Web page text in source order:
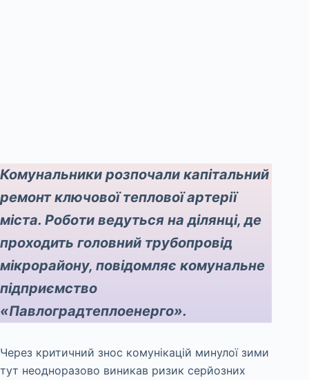
Комунальники розпочали капітальний
ремонт ключової теплової артерії
міста. Роботи ведуться на ділянці, де
проходить головний трубопровід
мікрорайону, повідомляє комунальне
підприємство
«Павлоградтеплоенерго».
Через критичний знос комунікацій минулої зими
тут неодноразово виникав ризик серйозних